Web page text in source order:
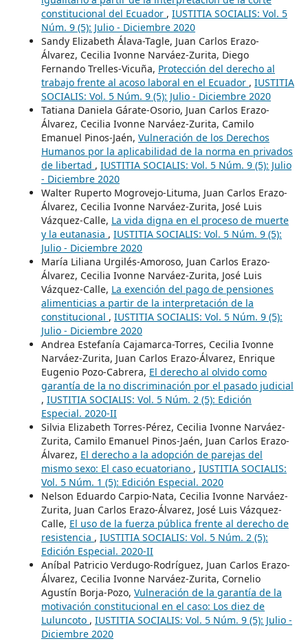
constitucional del Ecuador , IUSTITIA SOCIALIS: Vol. 5
Núm. 9 (5): Julio - Diciembre 2020
Sandy Elizabeth Álava-Tagle, Juan Carlos Erazo-
Álvarez, Cecilia Ivonne Narváez-Zurita, Diego
Fernando Trelles-Vicuña, Protección del derecho al
trabajo frente al acoso laboral en el Ecuador , IUSTITIA
SOCIALIS: Vol. 5 Núm. 9 (5): Julio - Diciembre 2020
Tatiana Daniela Gárate-Osorio, Juan Carlos Erazo-
Álvarez, Cecilia Ivonne Narváez-Zurita, Camilo
Emanuel Pinos-Jaén, Vulneración de los Derechos
Humanos por la aplicabilidad de la norma en privados
de libertad , IUSTITIA SOCIALIS: Vol. 5 Núm. 9 (5): Julio
- Diciembre 2020
Walter Ruperto Mogrovejo-Lituma, Juan Carlos Erazo-
Álvarez, Cecilia Ivonne Narváez-Zurita, José Luis
Vázquez-Calle, La vida digna en el proceso de muerte
y la eutanasia , IUSTITIA SOCIALIS: Vol. 5 Núm. 9 (5):
Julio - Diciembre 2020
María Liliana Urgilés-Amoroso, Juan Carlos Erazo-
Álvarez, Cecilia Ivonne Narváez-Zurita, José Luis
Vázquez-Calle, La exención del pago de pensiones
alimenticias a partir de la interpretación de la
constitucional , IUSTITIA SOCIALIS: Vol. 5 Núm. 9 (5):
Julio - Diciembre 2020
Andrea Estefanía Cajamarca-Torres, Cecilia Ivonne
Narváez-Zurita, Juan Carlos Erazo-Álvarez, Enrique
Eugenio Pozo-Cabrera, El derecho al olvido como
garantía de la no discriminación por el pasado judicial
, IUSTITIA SOCIALIS: Vol. 5 Núm. 2 (5): Edición
Especial. 2020-II
Silvia Elizabeth Torres-Pérez, Cecilia Ivonne Narváez-
Zurita, Camilo Emanuel Pinos-Jaén, Juan Carlos Erazo-
Álvarez, El derecho a la adopción de parejas del
mismo sexo: El caso ecuatoriano , IUSTITIA SOCIALIS:
Vol. 5 Núm. 1 (5): Edición Especial. 2020
Nelson Eduardo Carpio-Nata, Cecilia Ivonne Narváez-
Zurita, Juan Carlos Erazo-Álvarez, José Luis Vázquez-
Calle, El uso de la fuerza pública frente al derecho de
resistencia , IUSTITIA SOCIALIS: Vol. 5 Núm. 2 (5):
Edición Especial. 2020-II
Aníbal Patricio Verdugo-Rodríguez, Juan Carlos Erazo-
Álvarez, Cecilia Ivonne Narváez-Zurita, Cornelio
Agustín Borja-Pozo, Vulneración de la garantía de la
motivación constitucional en el caso: Los diez de
Luluncoto , IUSTITIA SOCIALIS: Vol. 5 Núm. 9 (5): Julio -
Diciembre 2020